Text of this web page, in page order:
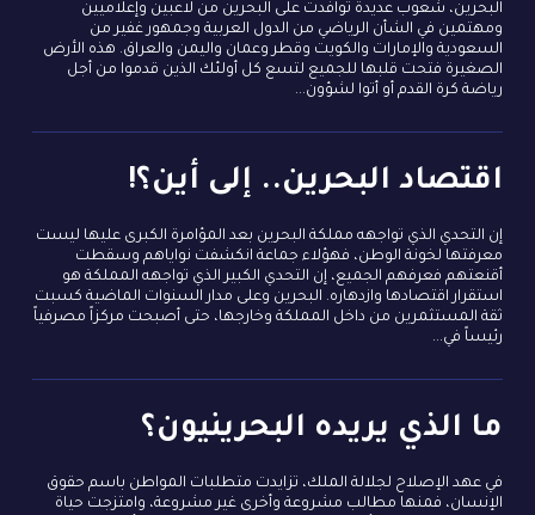
البحرين، شعوب عديدة توافدت على البحرين من لاعبين وإعلاميين
ومهتمين في الشأن الرياضي من الدول العربية وجمهور غفير من
السعودية والإمارات والكويت وقطر وعمان واليمن والعراق. هذه الأرض
الصغيرة فتحت قلبها للجميع لتسع كل أولئك الذين قدموا من أجل
رياضة كرة القدم أو أتوا لشؤون...
اقتصاد البحرين.. إلى أين؟!
إن التحدي الذي تواجهه مملكة البحرين بعد المؤامرة الكبرى عليها ليست
معرفتها لخونة الوطن، فهؤلاء جماعة انكشفت نواياهم وسقطت
أقنعتهم فعرفهم الجميع، إن التحدي الكبير الذي تواجهه المملكة هو
استقرار اقتصادها وازدهاره. البحرين وعلى مدار السنوات الماضية كسبت
ثقة المستثمرين من داخل المملكة وخارجها، حتى أصبحت مركزاً مصرفياً
رئيساً في...
ما الذي يريده البحرينيون؟
في عهد الإصلاح لجلالة الملك، تزايدت متطلبات المواطن باسم حقوق
الإنسان، فمنها مطالب مشروعة وأخرى غير مشروعة، وامتزجت حياة